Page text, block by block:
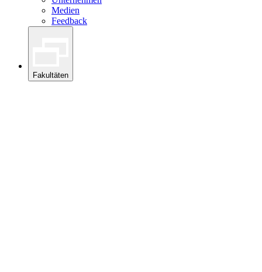
Medien
Feedback
Fakultäten